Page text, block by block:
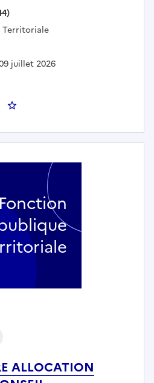
:Territoriale
juillet 2026
: Officier état civil (H-F) - MAIRIE
ALLOCATION